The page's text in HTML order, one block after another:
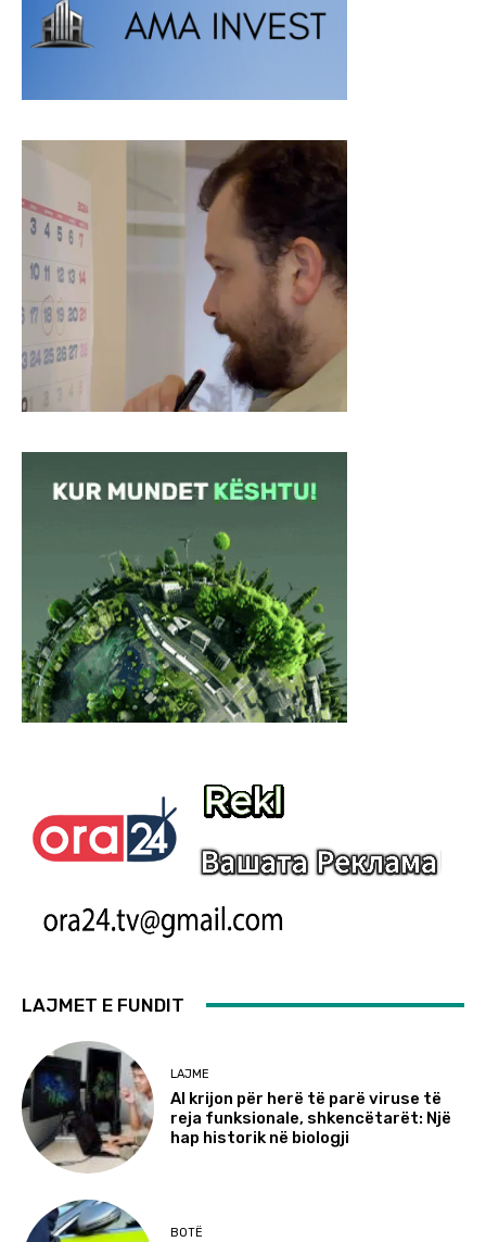
LAJMET E FUNDIT
LAJME
AI krijon për herë të parë viruse të
reja funksionale, shkencëtarët: Një
hap historik në biologji
BOTË